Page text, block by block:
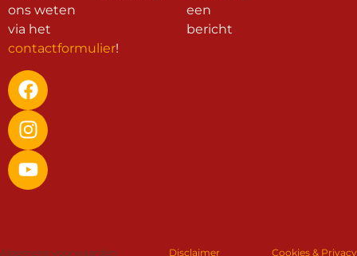
ons weten
via het
contactformulier!
een
bericht
Algemene voorwaarden Disclaimer Cookies & Privacy